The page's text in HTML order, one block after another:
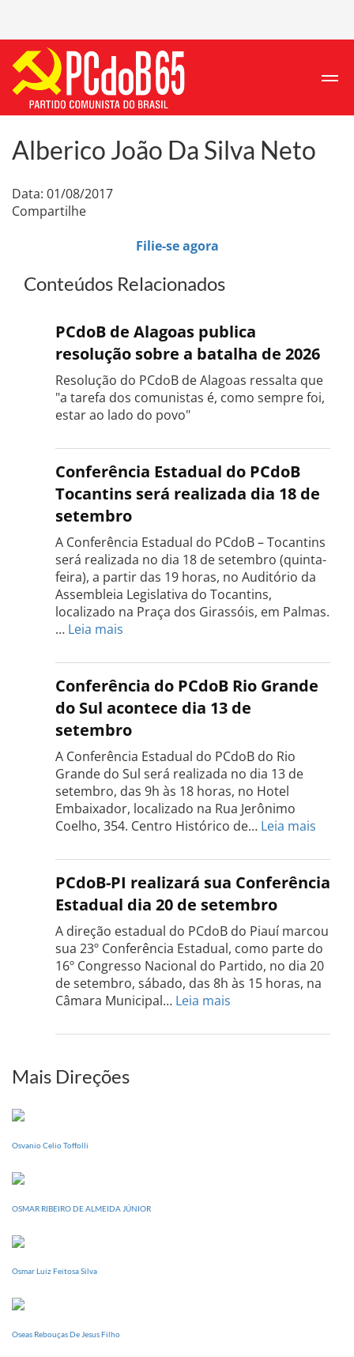
Alberico João Da Silva Neto
Data: 01/08/2017
Compartilhe
Filie-se agora
Conteúdos Relacionados
PCdoB de Alagoas publica
resolução sobre a batalha de 2026
Resolução do PCdoB de Alagoas ressalta que
"a tarefa dos comunistas é, como sempre foi,
estar ao lado do povo"
Conferência Estadual do PCdoB
Tocantins será realizada dia 18 de
setembro
A Conferência Estadual do PCdoB – Tocantins
será realizada no dia 18 de setembro (quinta-
feira), a partir das 19 horas, no Auditório da
Assembleia Legislativa do Tocantins,
localizado na Praça dos Girassóis, em Palmas.
… Leia mais
Estadual
do
Tocantins
será
realizada
dia
18
de
setembro
Conferência do PCdoB Rio Grande
do Sul acontece dia 13 de
setembro
A Conferência Estadual do PCdoB do Rio
Grande do Sul será realizada no dia 13 de
setembro, das 9h às 18 horas, no Hotel
Embaixador, localizado na Rua Jerônimo
Coelho, 354. Centro Histórico de… Leia mais
do
PCdoB
do
Sul
dia
PCdoB-PI realizará sua Conferência
Estadual dia 20 de setembro
A direção estadual do PCdoB do Piauí marcou
sua 23º Conferência Estadual, como parte do
16º Congresso Nacional do Partido, no dia 20
de setembro, sábado, das 8h às 15 horas, na
Câmara Municipal… Leia mais
PI
Mais Direções
Osvanio Celio Toffolli
OSMAR RIBEIRO DE ALMEIDA JÚNIOR
Osmar Luiz Feitosa Silva
Oseas Rebouças De Jesus Filho